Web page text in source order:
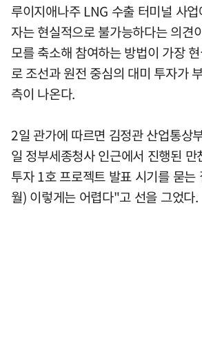
루이지애나주 LNG 수출 터미널 사
자는 현실적으로 불가능하다는 의견
모를 축소해 참여하는 방법이 가장
로 조선과 원전 중심의 대미 투자가
측이 나온다.
2일 관가에 따르면 김정관 산업통상
일 정부세종청사 인근에서 진행된 만
투자 1호 프로젝트 발표 시기를 묻
월) 이렇게는 어렵다"고 선을 그었다.